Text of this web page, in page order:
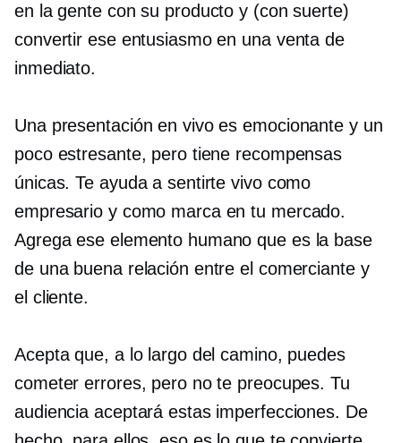
en la gente con su producto y (con suerte)
convertir ese entusiasmo en una venta de
inmediato.
Una presentación en vivo es emocionante y un
poco estresante, pero tiene recompensas
únicas. Te ayuda a sentirte vivo como
empresario y como marca en tu mercado.
Agrega ese elemento humano que es la base
de una buena relación entre el comerciante y
el cliente.
Acepta que, a lo largo del camino, puedes
cometer errores, pero no te preocupes. Tu
audiencia aceptará estas imperfecciones. De